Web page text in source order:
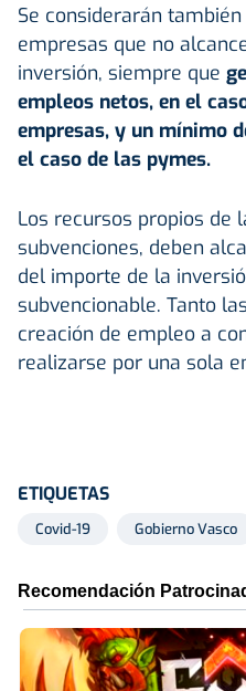
Se considerarán
empresas que no
inversión, siempre que
empleos netos, en el
empresas, y un mínimo
el caso de las pymes.
Los recursos propios de
subvenciones, deben
del importe de la
subvencionable. Tanto
creación de empleo a
realizarse por una sola
ETIQUETAS
Covid-19 Gobierno Vasco